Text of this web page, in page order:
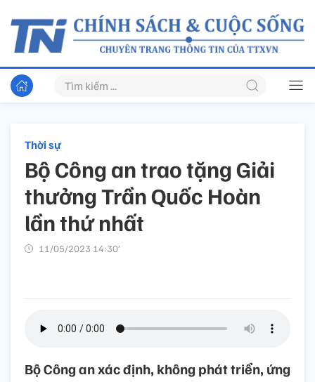
Thời sự
Bộ Công an trao tặng Giải
thưởng Trần Quốc Hoàn
lần thứ nhất
11/05/2023 14:30’
Bộ Công an xác định, không phát triển, ứng